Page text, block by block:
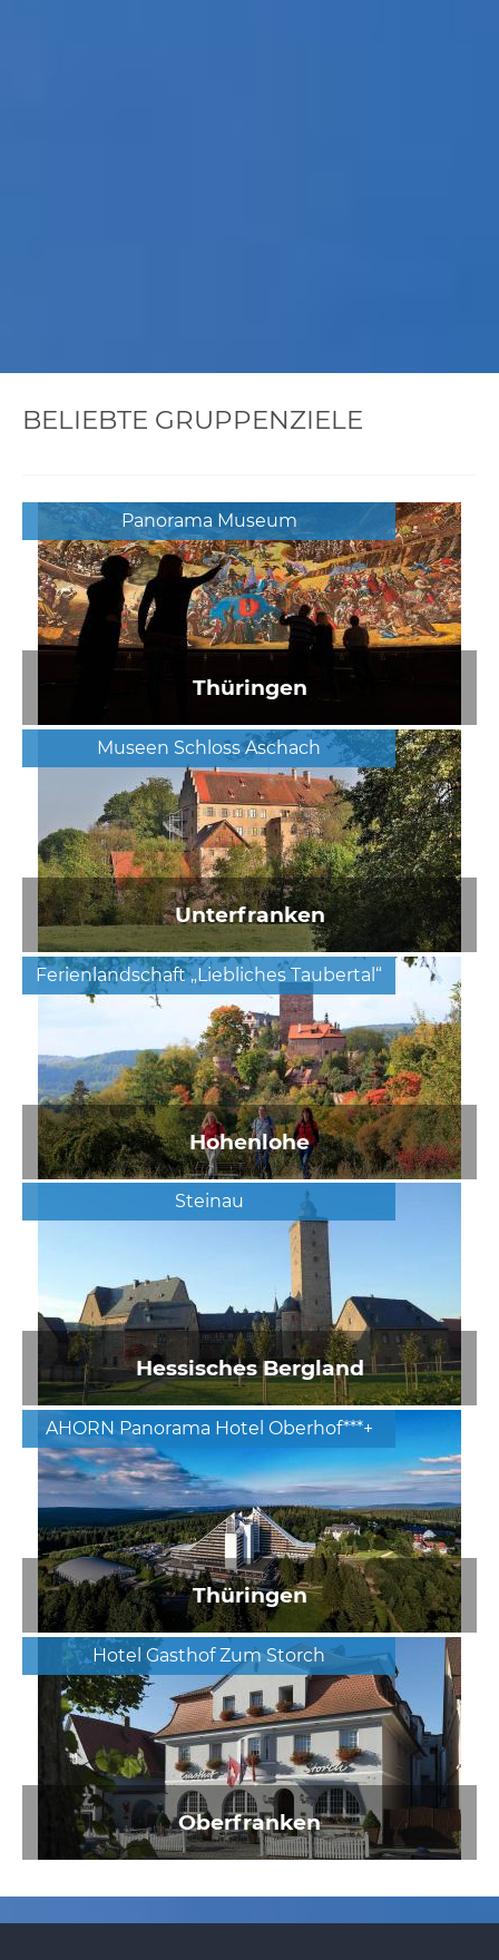
BELIEBTE GRUPPENZIELE
Panorama Museum
Thüringen
Museen Schloss Aschach
Unterfranken
Ferienlandschaft „Liebliches Taubertal“
Hohenlohe
Steinau
Hessisches Bergland
AHORN Panorama Hotel Oberhof***+
Thüringen
Hotel Gasthof Zum Storch
Oberfranken